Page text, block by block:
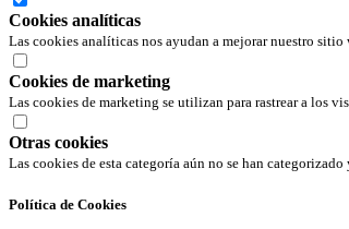
Cookies analíticas
Las cookies analíticas nos ayudan a mejorar nuestro
Cookies de marketing
Las cookies de marketing se utilizan para rastrear a los
Otras cookies
Las cookies de esta categoría aún no se han
Política de Cookies